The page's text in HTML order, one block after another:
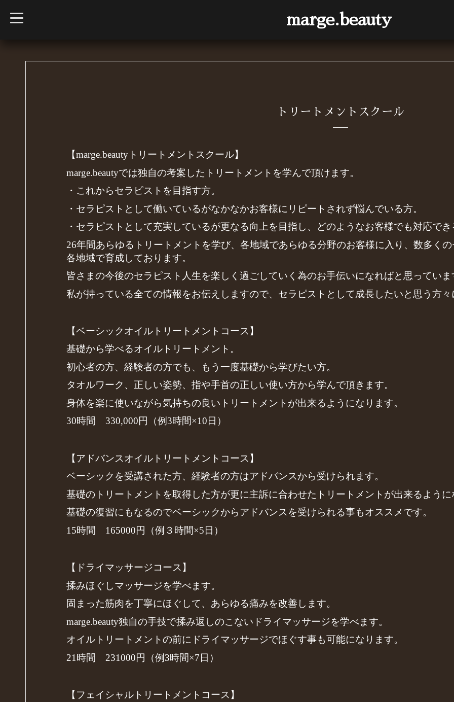
marge.beauty
t
o
トリートメントスクール
【marge.beautyトリートメントスクール】
marge.beautyでは独自の考案したトリートメントを学んで頂けます。
・これからセラピストを目指す方。
・セラピストとして働いているがなかなかお客様にリピートされず悩んでいる方。
・セラピストとして充実しているが更なる向上を目指し、どのようなお客様でも対応で
26年間あらゆるトリートメントを学び、各地域であらゆる分野のお客様に入り、数多く
各地域で育成しております。
皆さまの今後のセラピスト人生を楽しく過ごしていく為のお手伝いになればと思っていま
私が持っている全ての情報をお伝えしますので、セラピストとして成長したいと思う方
【ベーシックオイルトリートメントコース】
基礎から学べるオイルトリートメント。
初心者の方、経験者の方でも、もう一度基礎から学びたい方。
タオルワーク、正しい姿勢、指や手首の正しい使い方から学んで頂きます。
身体を楽に使いながら気持ちの良いトリートメントが出来るようになります。
30時間 330,000円（例3時間×10日）
【アドバンスオイルトリートメントコース】
ベーシックを受講された方、経験者の方はアドバンスから受けられます。
基礎のトリートメントを取得した方が更に主訴に合わせたトリートメントが出来るよう
基礎の復習にもなるのでベーシックからアドバンスを受けられる事もオススメです。
15時間 165000円（例３時間×5日）
【ドライマッサージコース】
揉みほぐしマッサージを学べます。
固まった筋肉を丁寧にほぐして、あらゆる痛みを改善します。
marge.beauty独自の手技で揉み返しのこないドライマッサージを学べます。
オイルトリートメントの前にドライマッサージでほぐす事も可能になります。
21時間 231000円（例3時間×7日）
【フェイシャルトリートメントコース】